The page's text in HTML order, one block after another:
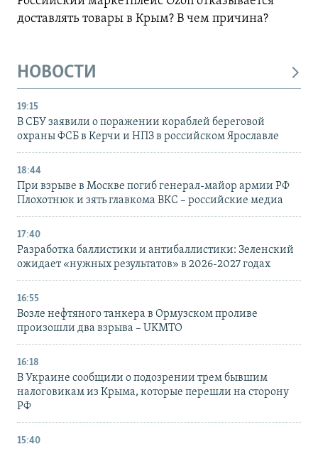
доставлять товары в Крым? В чем причина?
НОВОСТИ
19:15
В СБУ заявили о поражении кораблей береговой
охраны ФСБ в Керчи и НПЗ в российском Ярославле
18:44
При взрыве в Москве погиб генерал-майор армии РФ
Плохотнюк и зять главкома ВКС – российские медиа
17:40
Разработка баллистики и антибаллистики: Зеленский
ожидает «нужных результатов» в 2026-2027 годах
16:55
Возле нефтяного танкера в Ормузском проливе
произошли два взрыва – UKMTO
16:18
В Украине сообщили о подозрении трем бывшим
налоговикам из Крыма, которые перешли на сторону
РФ
15:40